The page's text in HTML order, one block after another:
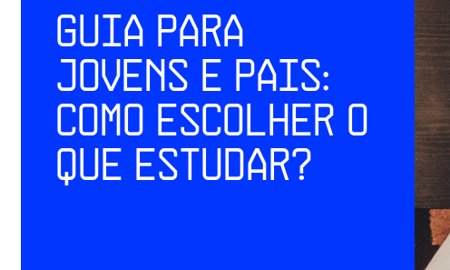
Guia para
jovens e pais:
como escolher o
que estudar?